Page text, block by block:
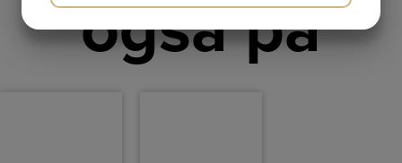
også på
MARKETING STATISTIK